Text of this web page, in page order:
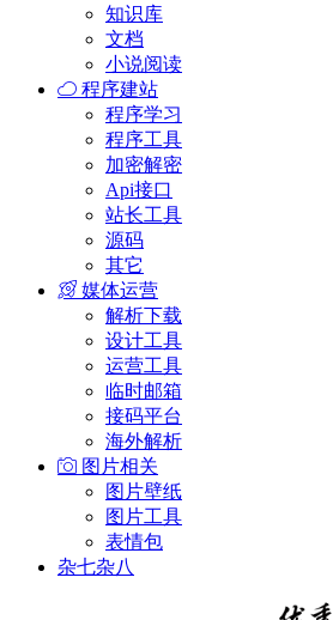
知识库
文档
小说阅读
程序建站
程序学习
程序工具
加密解密
Api接口
站长工具
源码
其它
媒体运营
解析下载
设计工具
运营工具
临时邮箱
接码平台
海外解析
图片相关
图片壁纸
图片工具
表情包
杂七杂八